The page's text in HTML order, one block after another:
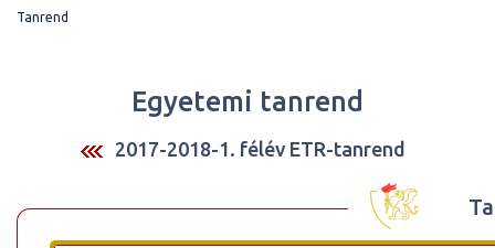
Tanrend
Egyetemi tanrend
2017-2018-1. félév ETR-tanrend